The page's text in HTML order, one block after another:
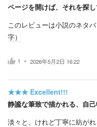
ページを開けば、それを探
このレビューは小説のネタバ
字）
1 2026年5月2日 16:22
★★★ Excellent!!!
静謐な筆致で描かれる、自
淡々と、けれど丁寧に紡が